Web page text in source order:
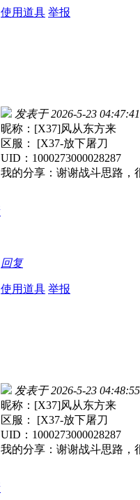
使用道具 举报
发表于 2026-5-23 04:47:41
昵称：[X37]风从东方来
区服： [X37-放下屠刀
UID：1000273000028287
我的分享：谢谢战斗思路，
回复
使用道具 举报
发表于 2026-5-23 04:48:55
昵称：[X37]风从东方来
区服： [X37-放下屠刀
UID：1000273000028287
我的分享：谢谢战斗思路，